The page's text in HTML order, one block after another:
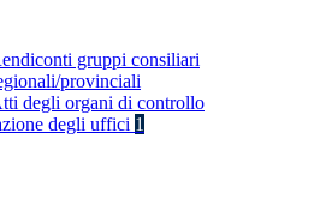
gruppi consiliari
provinciali
degli organi di controllo
degli uffici 1